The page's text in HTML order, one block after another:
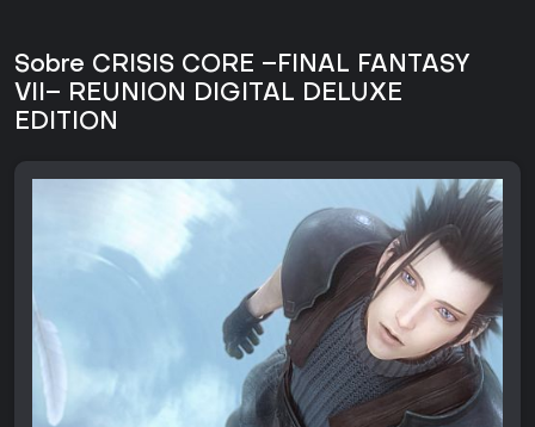
Sobre CRISIS CORE –FINAL FANTASY
VII– REUNION DIGITAL DELUXE
EDITION